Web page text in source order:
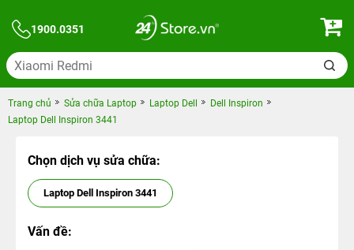
1900.0351
Trang chủ Sửa chữa Laptop Laptop Dell
Dell Inspiron
Laptop Dell Inspiron 3441
Chọn dịch vụ sửa chữa:
Laptop Dell Inspiron 3441
Vấn đề: